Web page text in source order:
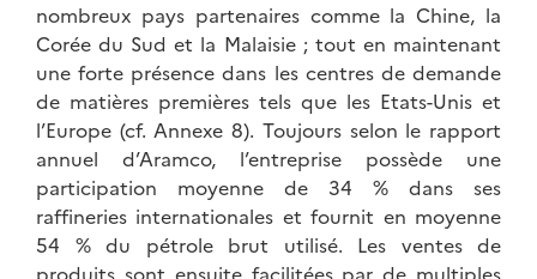
nombreux pays partenaires comme la Chine, la
Corée du Sud et la Malaisie ; tout en maintenant
une forte présence dans les centres de demande
de matières premières tels que les Etats-Unis et
l’Europe (cf. Annexe 8). Toujours selon le rapport
annuel d’Aramco, l’entreprise possède une
participation moyenne de 34 % dans ses
raffineries internationales et fournit en moyenne
54 % du pétrole brut utilisé. Les ventes de
produits sont ensuite facilitées par de multiples